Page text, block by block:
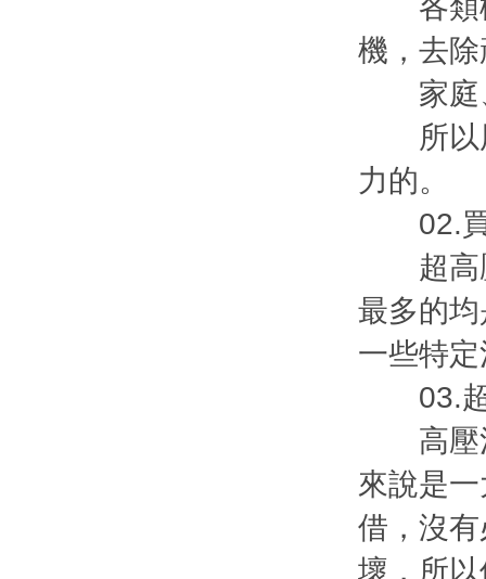
各類機
機，去
家庭、
所以用
力的。
02.買
超高壓
最多的
一些特
03.超
高壓清
來說是
借，沒
壞，所